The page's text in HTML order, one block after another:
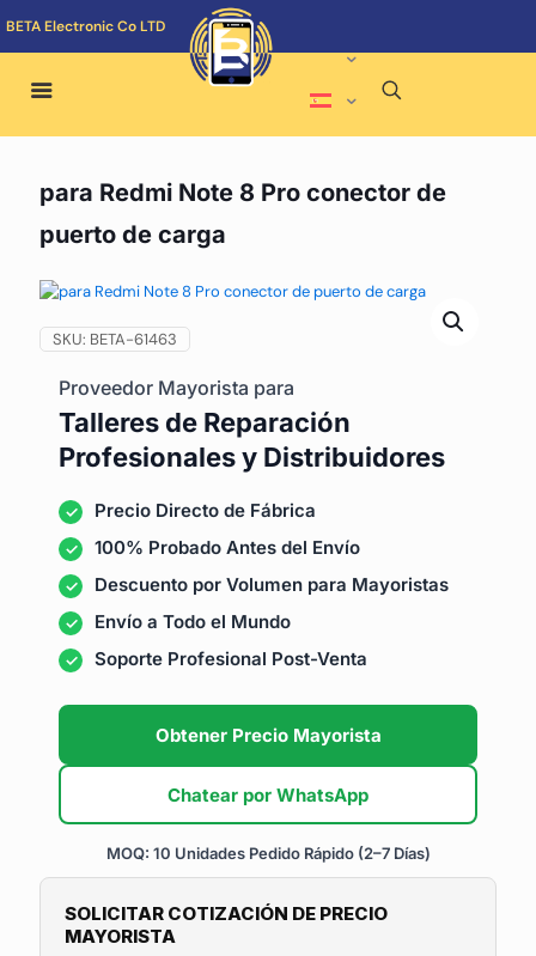
BETA Electronic Co LTD
para Redmi Note 8 Pro conector de
puerto de carga
SKU: BETA-61463
Proveedor Mayorista para
Talleres de Reparación
Profesionales y Distribuidores
Precio Directo de Fábrica
100% Probado Antes del Envío
Descuento por Volumen para Mayoristas
Envío a Todo el Mundo
Soporte Profesional Post-Venta
Obtener Precio Mayorista
Chatear por WhatsApp
MOQ: 10 Unidades Pedido Rápido (2–7 Días)
SOLICITAR COTIZACIÓN DE PRECIO
MAYORISTA